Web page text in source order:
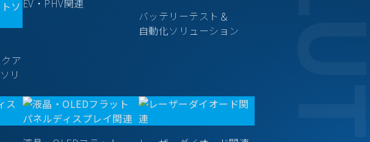
ア
リ
バッテリーテスト＆
自動化ソリューション